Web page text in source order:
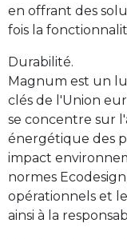
en offrant des
fois la
Durabilité.
Magnum est un
clés de l'Union
se concentre sur
énergétique des
impact
normes
opérationnels et
ainsi à la